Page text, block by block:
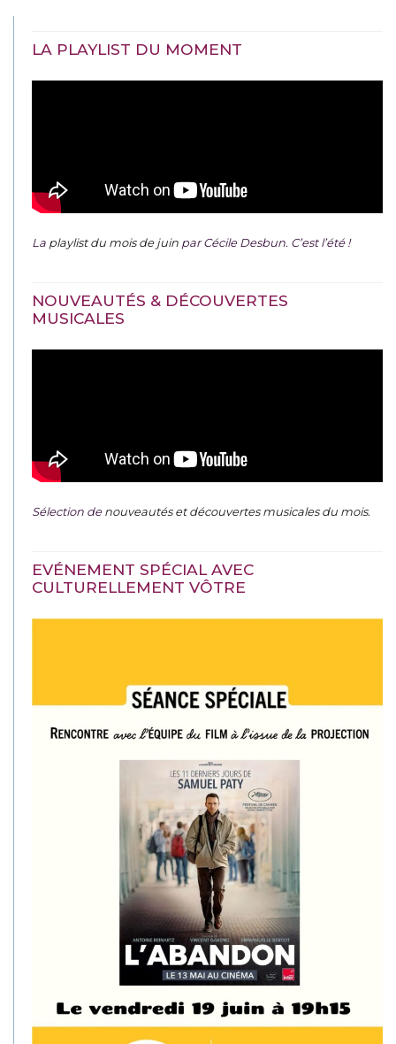
LA PLAYLIST DU MOMENT
La playlist du mois de juin par Cécile Desbun. C’est l’été !
NOUVEAUTÉS & DÉCOUVERTES
MUSICALES
Sélection denouveautés et découvertes musicales du mois.
EVÉNEMENT SPÉCIAL AVEC
CULTURELLEMENT VÔTRE